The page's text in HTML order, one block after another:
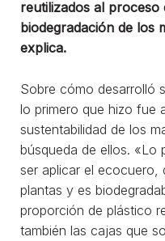
reutilizados al
biodegradación de los
explica.
Sobre cómo desarrolló
lo primero que hizo fue
sustentabilidad de los
búsqueda de ellos. «Lo
ser aplicar el ecocuero,
plantas y es
proporción de plástico
también las cajas que